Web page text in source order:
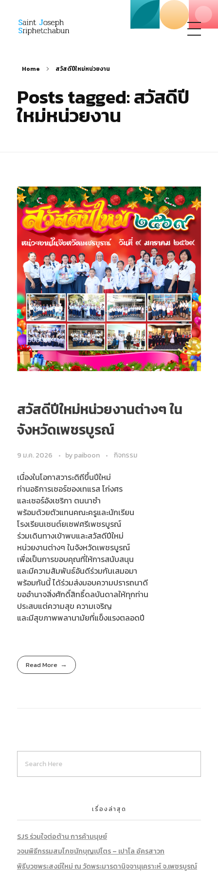
Home สวัสดีปีใหม่หน่วยงาน
Posts tagged: สวัสดีปี
ใหม่หน่วยงาน
สวัสดีปีใหม่หน่วยงานต่างๆ ใน
จังหวัดเพชรบูรณ์
9 ม.ค. 2026 bypaiboon กิจกรรม
เนื่องในโอกาสวาระดิถีขึ้นปีใหม่
ท่านอธิการเซอร์ชองเทแรส โก่งศร
และเซอร์อังเชริกา ตนนาซำ
พร้อมด้วยตัวแทนคณะครูและนักเรียน
โรงเรียนเซนต์ยเซฟศรีเพชรบูรณ์
ร่วมเดินทางเข้าพบและสวัสดีปีใหม่
หน่วยงานต่างๆ ในจังหวัดเพชรบูรณ์
เพื่อเป็นการขอบคุณที่ให้การสนับสนุน
และมีความสัมพันธ์อันดีร่วมกันเสมอมา
พร้อมกันนี้ ได้ร่วมส่งมอบความปรารถนาดี
ขออำนาจสิ่งศักดิ์สิทธิ์ดลบันดาลให้ทุกท่าน
ประสบแต่ความสุข ความเจริญ
และมีสุขภาพพลานามัยที่แข็งแรงตลอดปี
Read More
เรื่องล่าสุด
SJS ร่วมใจต่อต้าน การค้ามนุษย์
วจนพิธีกรรมสมโภชนักบุญเปโตร – เปาโล อัครสาวก
พิธีบวชพระสงฆ์ใหม่ ณ วัดพระมารดานิจจานุเคราะห์ จ.เพชรบูรณ์